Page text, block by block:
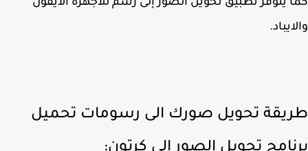
يتوفر تطبيق تحويل الصور إلى رسم للأجهزة الايفون
تحويل صورك الى رسومات تحميل